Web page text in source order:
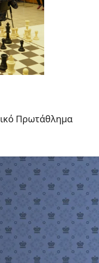
Πρωτάθλημα